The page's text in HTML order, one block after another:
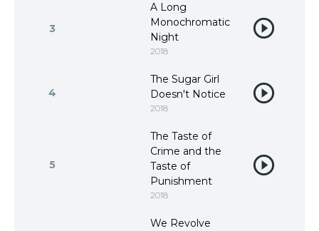
3
A Long
Monochromatic
Night
2018
4
The Sugar Girl
Doesn't Notice
2018
5
The Taste of
Crime and the
Taste of
Punishment
2018
We Revolve